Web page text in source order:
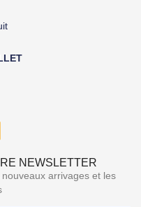
NEWSLETTER
arrivages et les